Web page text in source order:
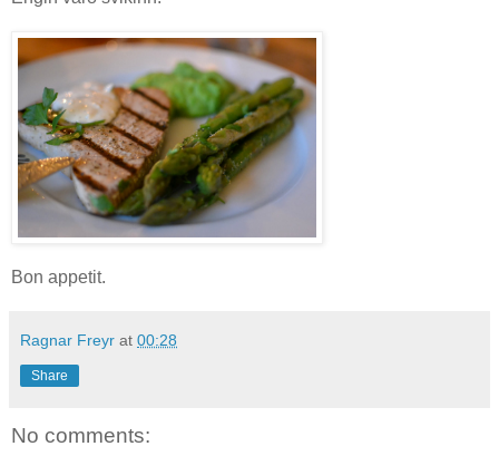
Bon appetit.
Ragnar Freyr at 00:28
Share
No comments: